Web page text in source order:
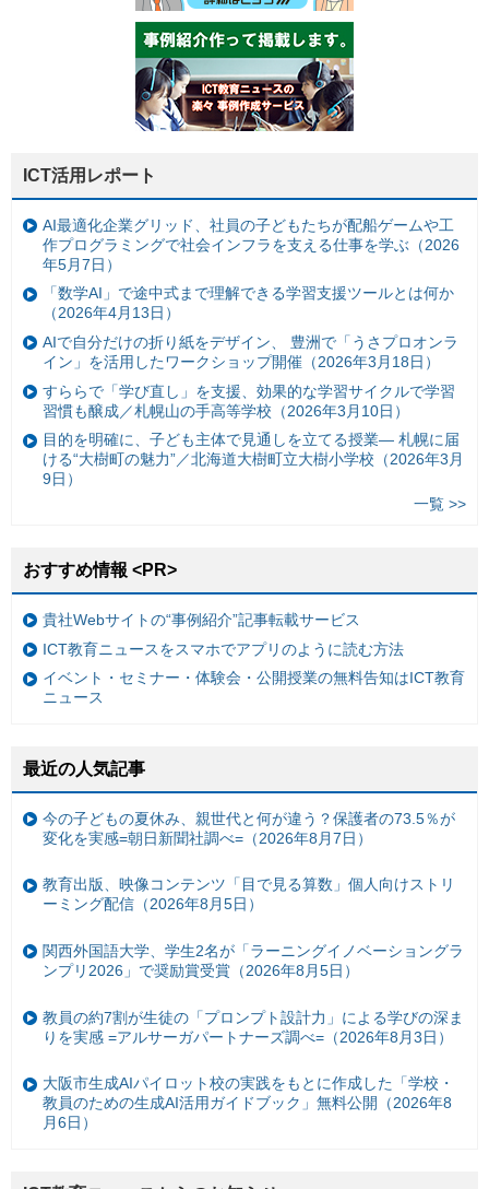
ICT活用レポート
AI最適化企業グリッド、社員の子どもたちが配船ゲームや工
作プログラミングで社会インフラを支える仕事を学ぶ（2026
年5月7日）
「数学AI」で途中式まで理解できる学習支援ツールとは何か
（2026年4月13日）
AIで自分だけの折り紙をデザイン、 豊洲で「うさプロオンラ
イン」を活用したワークショップ開催（2026年3月18日）
すららで「学び直し」を支援、効果的な学習サイクルで学習
習慣も醸成／札幌山の手高等学校（2026年3月10日）
目的を明確に、子ども主体で見通しを立てる授業— 札幌に届
ける“大樹町の魅力”／北海道大樹町立大樹小学校（2026年3月
9日）
一覧 >>
おすすめ情報 <PR>
貴社Webサイトの“事例紹介”記事転載サービス
ICT教育ニュースをスマホでアプリのように読む方法
イベント・セミナー・体験会・公開授業の無料告知はICT教育
ニュース
最近の人気記事
今の子どもの夏休み、親世代と何が違う？保護者の73.5％が
変化を実感=朝日新聞社調べ=（2026年8月7日）
教育出版、映像コンテンツ「目で見る算数」個人向けストリ
ーミング配信（2026年8月5日）
関西外国語大学、学生2名が「ラーニングイノベーショングラ
ンプリ2026」で奨励賞受賞（2026年8月5日）
教員の約7割が生徒の「プロンプト設計力」による学びの深ま
りを実感 =アルサーガパートナーズ調べ=（2026年8月3日）
大阪市生成AIパイロット校の実践をもとに作成した「学校・
教員のための生成AI活用ガイドブック」無料公開（2026年8
月6日）